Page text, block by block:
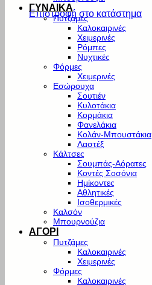
Επιστροφή στο κατάστημα
ΓΥΝΑΙΚΑ
Πυτζάμες
Καλοκαιρινές
Χειμερινές
Ρόμπες
Νυχτικές
Φόρμες
Χειμερινές
Εσώρουχα
Σουτιέν
Κυλοτάκια
Κορμάκια
Φανελάκια
Κολάν-Μπουστάκια
Λαστέξ
Κάλτσες
Σουμπάς-Αόρατες
Κοντές Σοσόνια
Ημίκοντες
Αθλητικές
Ισοθερμικές
Καλσόν
Μπουρνούζια
ΑΓΟΡΙ
Πυτζάμες
Καλοκαιρινές
Χειμερινές
Φόρμες
Καλοκαιρινές